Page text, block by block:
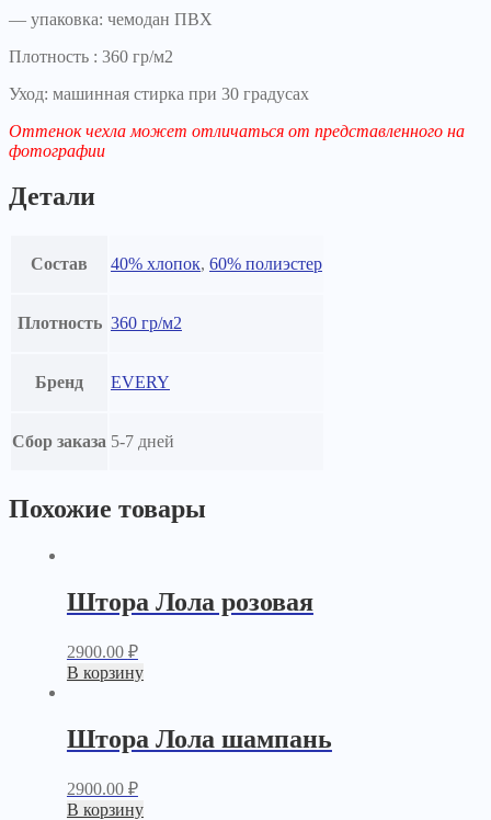
— упаковка: чемодан ПВХ
Плотность : 360 гр/м2
Уход: машинная стирка при 30 градусах
Оттенок чехла может отличаться от представленного на
фотографии
Детали
Состав 40% хлопок, 60% полиэстер
Плотность 360 гр/м2
Бренд EVERY
Сбор заказа 5-7 дней
Похожие товары
Штора Лола розовая
2900.00 ₽
В корзину
Штора Лола шампань
2900.00 ₽
В корзину